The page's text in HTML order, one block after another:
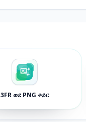
3FR ወደ PNG ቀይር